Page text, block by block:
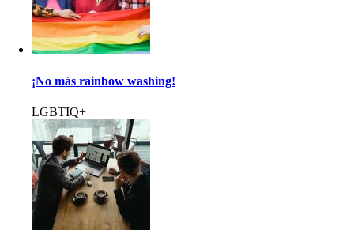
¡No más rainbow washing!
LGBTIQ+